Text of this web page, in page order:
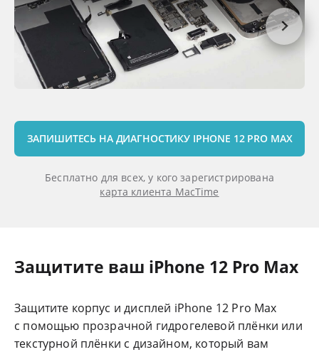
ЗАПИШИТЕСЬ НА ДИАГНОСТИКУ IPHONE 12 PRO MAX
Бесплатно для всех, у кого зарегистрирована
карта клиента MacTime
Защитите ваш iPhone 12 Pro Max
Защитите корпус и дисплей iPhone 12 Pro Max
с помощью прозрачной гидрогелевой плёнки или
текстурной плёнки с дизайном, который вам